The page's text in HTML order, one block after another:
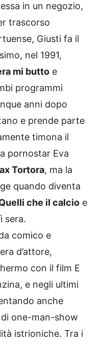
in un negozio,
trascorso
Giusti fa il
nel 1991,
mi butto e
programmi
anni dopo
e prende parte
timona il
pornostar Eva
Tortora, ma la
quando diventa
che il calcio e
sera.
comico e
d’attore,
con il film E
e negli ultimi
anche
one-man-show
istrioniche. Tra i